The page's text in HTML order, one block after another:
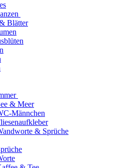
Blätter
& Meer
Männchen
& Sprüche